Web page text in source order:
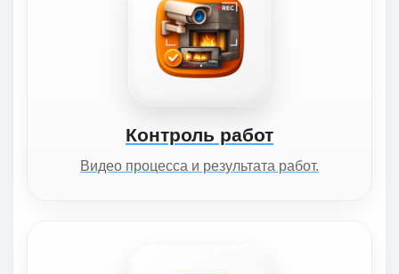
Контроль работ
Видео процесса и результата работ.